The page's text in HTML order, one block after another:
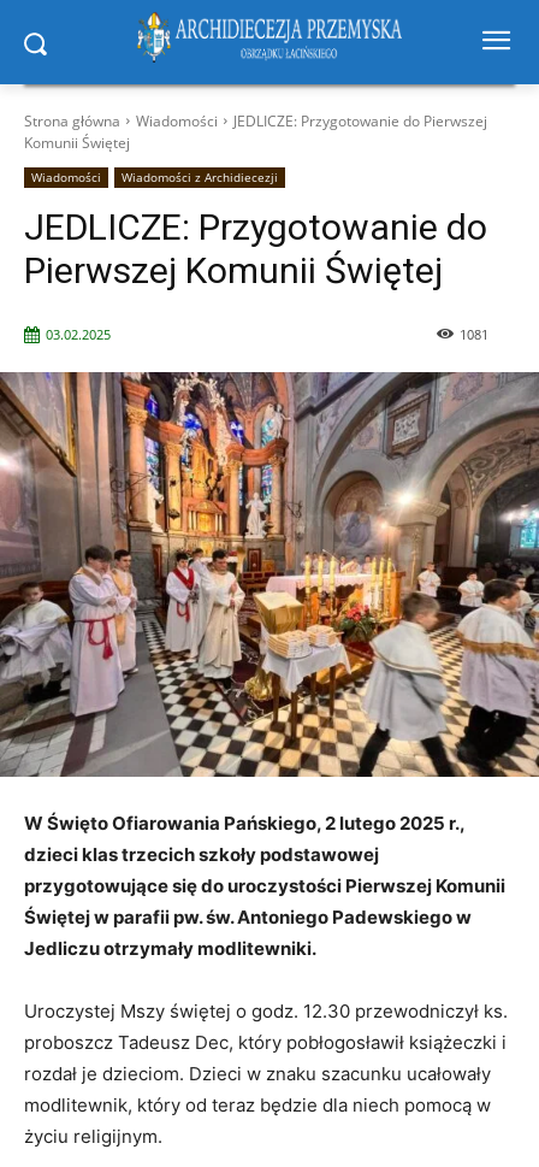
Strona główna Wiadomości
JEDLICZE: Przygotowanie do Pierwszej
Komunii Świętej
Wiadomości Wiadomości z Archidiecezji
JEDLICZE: Przygotowanie do
Pierwszej Komunii Świętej
03.02.2025 1081
W Święto Ofiarowania Pańskiego, 2 lutego 2025 r.,
dzieci klas trzecich szkoły podstawowej
przygotowujące się do uroczystości Pierwszej Komunii
Świętej w parafii pw. św. Antoniego Padewskiego w
Jedliczu otrzymały modlitewniki.
Uroczystej Mszy świętej o godz. 12.30 przewodniczył ks.
proboszcz Tadeusz Dec, który pobłogosławił książeczki i
rozdał je dzieciom. Dzieci w znaku szacunku ucałowały
modlitewnik, który od teraz będzie dla niech pomocą w
życiu religijnym.